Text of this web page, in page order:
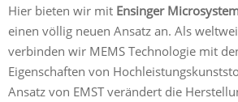
Hier bieten wir mit Ensinger
einen völlig neuen Ansatz an. Als
verbinden wir MEMS Technologie mit
Eigenschaften von
Ansatz von EMST verändert die